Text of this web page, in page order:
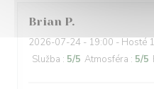
Brian P
2026-07-24 - 19:00 - Hosté 1
Služba : 5/5 Atmosféra : 5/5